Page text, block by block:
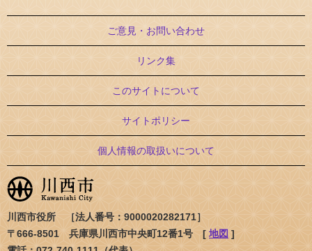
ご意見・お問い合わせ
リンク集
このサイトについて
サイトポリシー
個人情報の取扱いについて
川西市役所 ［法人番号：9000020282171］
〒666-8501 兵庫県川西市中央町12番1号 [ 地図 ]